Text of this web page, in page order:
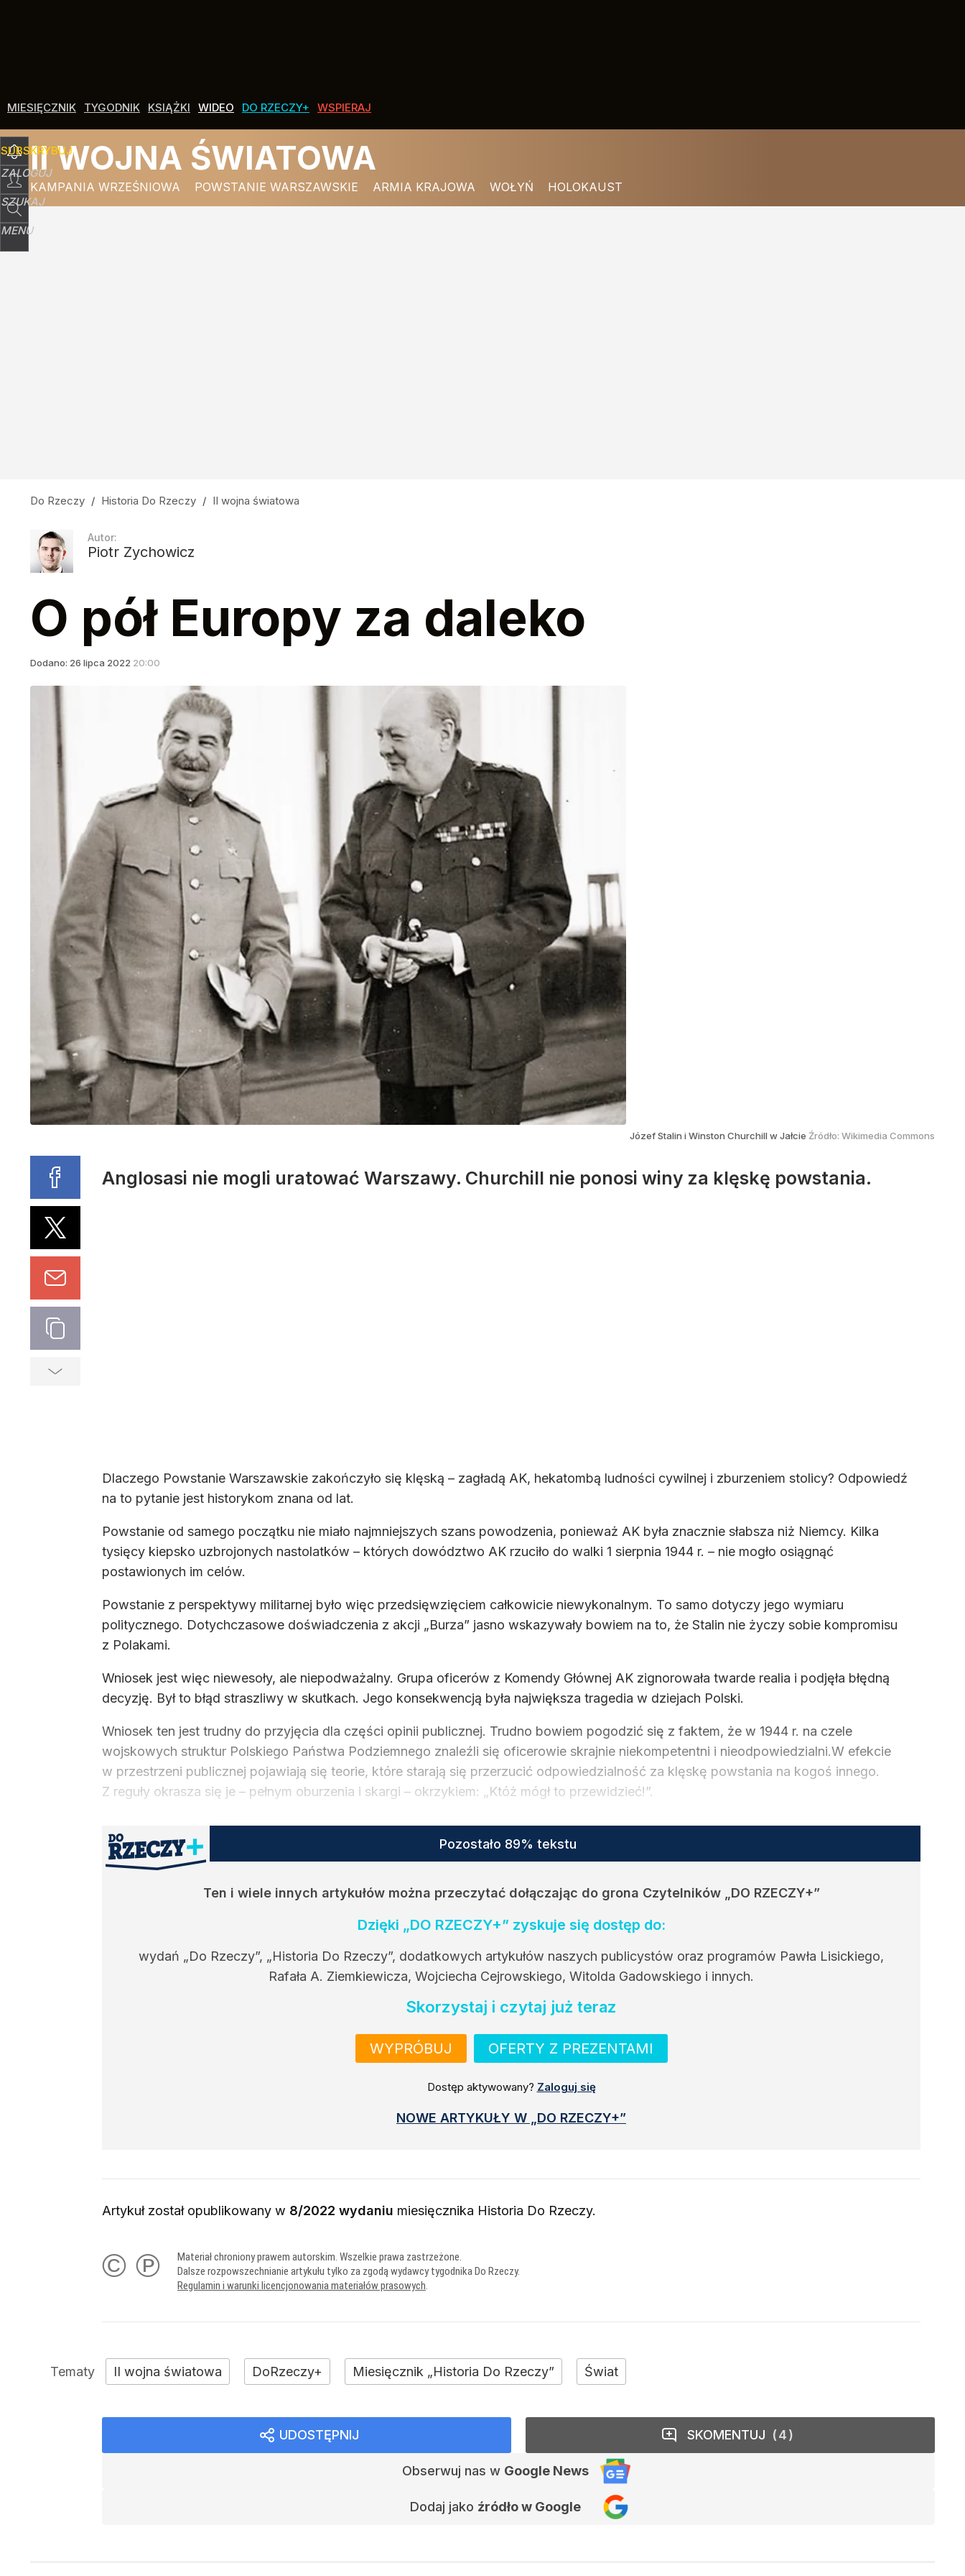
MIESIĘCZNIK TYGODNIK KSIĄŻKI WIDEO DO RZECZY+ WSPIERAJ
SUBSKRYBUJ
ZALOGUJ
SZUKAJ
MENU
II WOJNA ŚWIATOWA
KAMPANIA WRZEŚNIOWA POWSTANIE WARSZAWSKIE ARMIA KRAJOWA WOŁYŃ HOLOKAUST
Do Rzeczy / Historia Do Rzeczy / II wojna światowa
Autor:
Piotr Zychowicz
O pół Europy za daleko
Dodano: 26 lipca 2022 20:00
Józef Stalin i Winston Churchill w Jałcie Źródło: Wikimedia Commons
Anglosasi nie mogli uratować Warszawy. Churchill nie ponosi winy za klęskę powstania.
Dlaczego Powstanie Warszawskie zakończyło się klęską – zagładą AK, hekatombą ludności cywilnej i zburzeniem stolicy? Odpowiedź
na to pytanie jest historykom znana od lat.
Powstanie od samego początku nie miało najmniejszych szans powodzenia, ponieważ AK była znacznie słabsza niż Niemcy. Kilka
tysięcy kiepsko uzbrojonych nastolatków – których dowództwo AK rzuciło do walki 1 sierpnia 1944 r. – nie mogło osiągnąć
postawionych im celów.
Powstanie z perspektywy militarnej było więc przedsięwzięciem całkowicie niewykonalnym. To samo dotyczy jego wymiaru
politycznego. Dotychczasowe doświadczenia z akcji „Burza” jasno wskazywały bowiem na to, że Stalin nie życzy sobie kompromisu
z Polakami.
Wniosek jest więc niewesoły, ale niepodważalny. Grupa oficerów z Komendy Głównej AK zignorowała twarde realia i podjęła błędną
decyzję. Był to błąd straszliwy w skutkach. Jego konsekwencją była największa tragedia w dziejach Polski.
Wniosek ten jest trudny do przyjęcia dla części opinii publicznej. Trudno bowiem pogodzić się z faktem, że w 1944 r. na czele
wojskowych struktur Polskiego Państwa Podziemnego znaleźli się oficerowie skrajnie niekompetentni i nieodpowiedzialni.W efekcie
w przestrzeni publicznej pojawiają się teorie, które starają się przerzucić odpowiedzialność za klęskę powstania na kogoś innego.
Z reguły okrasza się je – pełnym oburzenia i skargi – okrzykiem: „Któż mógł to przewidzieć!”.
Pozostało 89% tekstu
Ten i wiele innych artykułów można przeczytać dołączając do grona Czytelników „DO RZECZY+”
Dzięki „DO RZECZY+” zyskuje się dostęp do:
wydań „Do Rzeczy”, „Historia Do Rzeczy”, dodatkowych artykułów naszych publicystów oraz programów Pawła Lisickiego,
Rafała A. Ziemkiewicza, Wojciecha Cejrowskiego, Witolda Gadowskiego i innych.
Skorzystaj i czytaj już teraz
WYPRÓBUJ OFERTY Z PREZENTAMI
Dostęp aktywowany? Zaloguj się
NOWE ARTYKUŁY W „DO RZECZY+”
Artykuł został opublikowany w 8/2022 wydaniu miesięcznika Historia Do Rzeczy.
© ℗
Materiał chroniony prawem autorskim. Wszelkie prawa zastrzeżone.
Dalsze rozpowszechnianie artykułu tylko za zgodą wydawcy tygodnika Do Rzeczy.
Regulamin i warunki licencjonowania materiałów prasowych.
II wojna światowa DoRzeczy+ Miesięcznik „Historia Do Rzeczy” Świat
UDOSTĘPNIJ
Obserwuj nas w Google News
Dodaj jako źródło w Google
SKOMENTUJ 4